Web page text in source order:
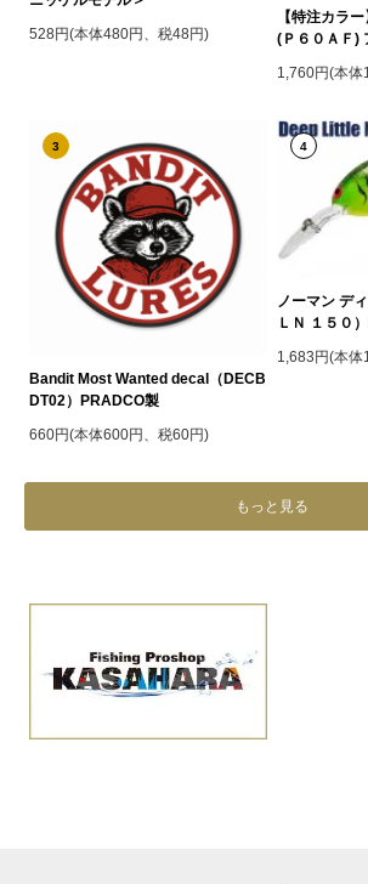
528円(本体480円、税48円)
【特注カラ
(Ｐ６０ＡＦ)
1,760円(本
3
Bandit Most Wanted decal（DECB
DT02）PRADCO製
660円(本体600円、税60円)
4
ノーマン デ
ＬＮ １５０
1,683円(本
もっと見る